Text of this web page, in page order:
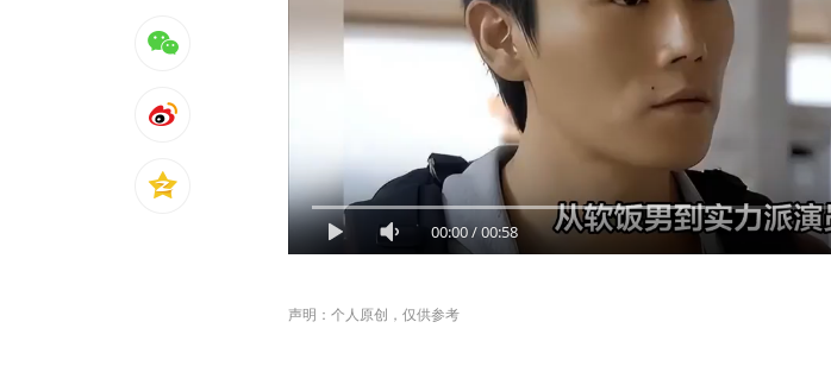
00:00/00:58
声明：个人原创，仅供参考